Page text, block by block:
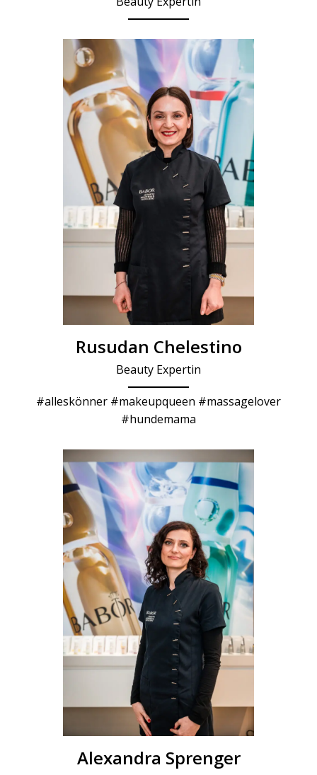
Rusudan Chelestino
Beauty Expertin
#alleskönner #makeupqueen #massagelover
#hundemama
Alexandra Sprenger